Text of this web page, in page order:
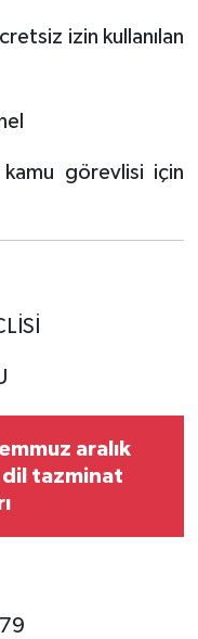
izin kullanılan
görevlisi için
aralık
dil tazminat